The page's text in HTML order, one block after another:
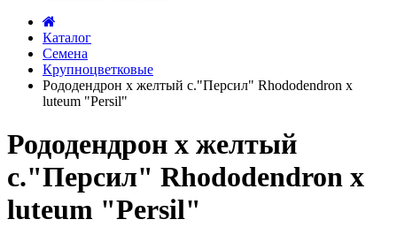
Каталог
Семена
Крупноцветковые
Рододендрон x желтый с."Персил" Rhododendron x
luteum "Persil"
Рододендрон x желтый
с."Персил" Rhododendron x
luteum "Persil"